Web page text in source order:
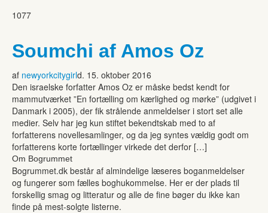
1077
Soumchi af Amos Oz
af newyorkcitygirld. 15. oktober 2016
Den israelske forfatter Amos Oz er måske bedst kendt for
mammutværket ”En fortælling om kærlighed og mørke” (udgivet i
Danmark i 2005), der fik strålende anmeldelser i stort set alle
medier. Selv har jeg kun stiftet bekendtskab med to af
forfatterens novellesamlinger, og da jeg syntes vældig godt om
forfatterens korte fortællinger virkede det derfor […]
Om Bogrummet
Bogrummet.dk består af almindelige læseres boganmeldelser
og fungerer som fælles boghukommelse. Her er der plads til
forskellig smag og litteratur og alle de fine bøger du ikke kan
finde på mest-solgte listerne.